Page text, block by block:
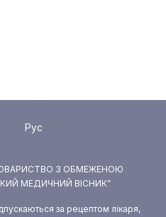
Рус
ТОВАРИСТВО З ОБМЕЖЕНОЮ
МЕДИЧНИЙ ВІСНИК”
за рецептом лікаря,